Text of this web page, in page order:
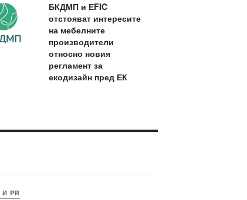
БКДМП и ЕFIC
отстояват интересите
на мебелните
производители
относно новия
регламент за
екодизайн пред ЕК
PR